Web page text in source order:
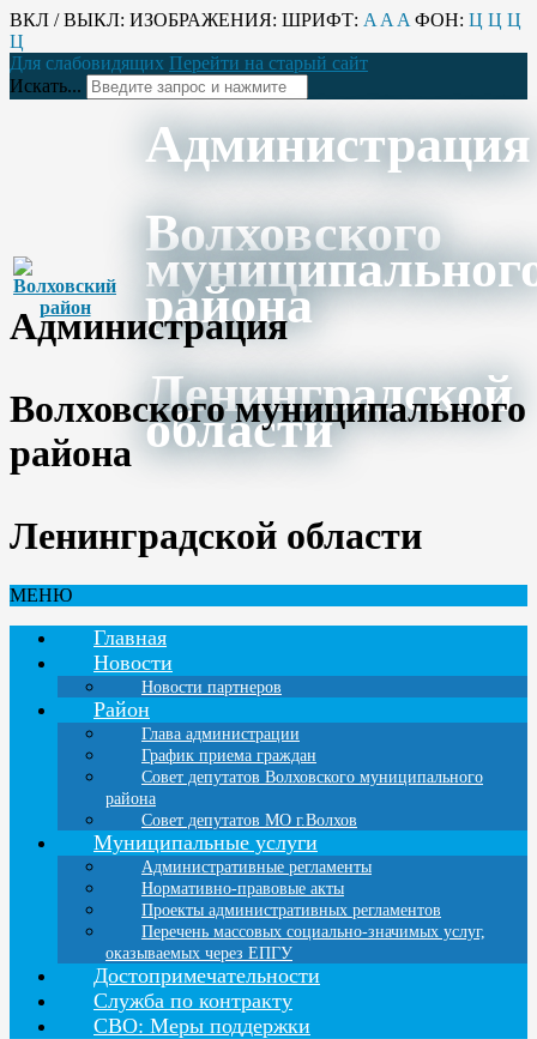
ВКЛ / ВЫКЛ: ИЗОБРАЖЕНИЯ: ШРИФТ: A A A ФОН: Ц Ц Ц
Ц
Для слабовидящих Перейти на старый сайт
Искать...
Администрация
Волховского
района
Ленинградской
области
Администрация
Волховского муниципального
района
Ленинградской области
МЕНЮ
Главная
Новости
Новости партнеров
Район
Глава администрации
График приема граждан
Совет депутатов Волховского муниципального
района
Совет депутатов МО г.Волхов
Муниципальные услуги
Административные регламенты
Нормативно-правовые акты
Проекты административных регламентов
Перечень массовых социально-значимых услуг,
оказываемых через ЕПГУ
Достопримечательности
Служба по контракту
СВО: Меры поддержки